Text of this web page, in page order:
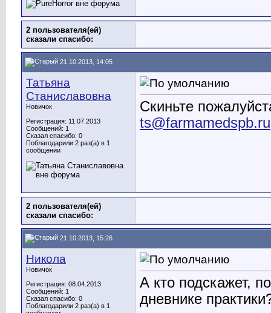
2 пользователя(ей)
сказали cпасибо:
21.10.2013, 14:05
Татьяна
Станиславовна
Новичок
Регистрация: 11.07.2013
Сообщений: 1
Сказал спасибо: 0
Поблагодарили 2 раз(а) в 1
сообщении
Скиньте
ts@farmamedspb.ru
2 пользователя(ей)
сказали cпасибо:
21.10.2013, 15:26
Никола
Новичок
Регистрация: 08.04.2013
Сообщений: 1
Сказал спасибо: 0
Поблагодарили 2 раз(а) в 1
А кто подскажет,
дневнике